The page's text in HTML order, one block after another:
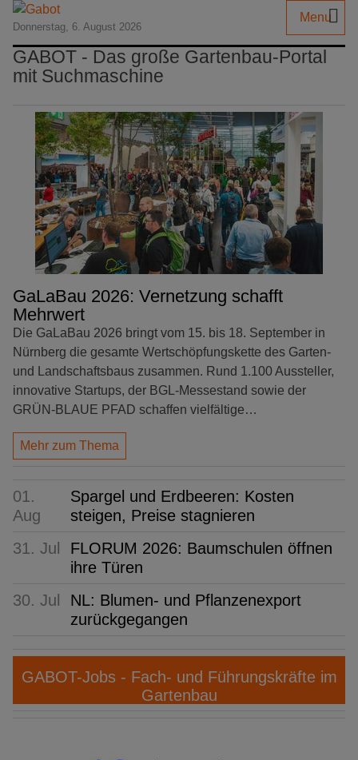
Donnerstag, 6. August 2026
Menu
GABOT - Das große Gartenbau-Portal
mit Suchmaschine
GaLaBau 2026: Vernetzung schafft
Mehrwert
Die GaLaBau 2026 bringt vom 15. bis 18. September in
Nürnberg die gesamte Wertschöpfungskette des Garten-
und Landschaftsbaus zusammen. Rund 1.100 Aussteller,
innovative Startups, der BGL-Messestand sowie der
GRÜN-BLAUE PFAD schaffen vielfältige…
Mehr zum Thema
01.
Aug
Spargel und Erdbeeren: Kosten
steigen, Preise stagnieren
31. Jul
FLORUM 2026: Baumschulen öffnen
ihre Türen
30. Jul
NL: Blumen- und Pflanzenexport
zurückgegangen
GABOT-Jobs - Fach- und Führungskräfte im
Gartenbau